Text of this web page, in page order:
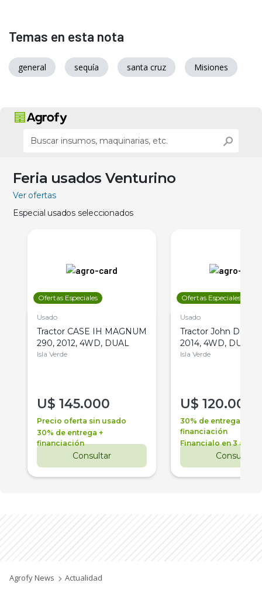
Temas en esta nota
general sequía santa cruz Misiones
Feria usados Venturino
Ver ofertas
Especial usados seleccionados
Ofertas Especiales
Usado
Tractor CASE IH MAGNUM
290, 2012, 4WD, DUAL
Isla Verde
U$ 145.000
Precio oferta sin usado
30% de entrega +
financiación
Consultar
Ofertas Especiales
Usado
Tractor John Deere
2014, 4WD, DUAL
Isla Verde
U$ 120.000
30% de entrega +
financiación
Financialo en 3 años
Consultar
Agrofy News Actualidad